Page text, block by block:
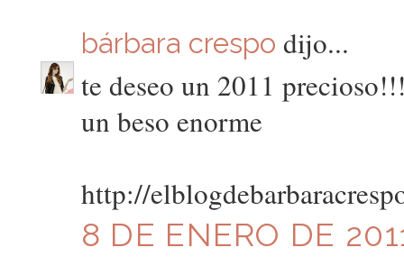
bárbara crespo dijo...
te deseo un 2011
un beso enorme
http://
8 DE ENERO DE